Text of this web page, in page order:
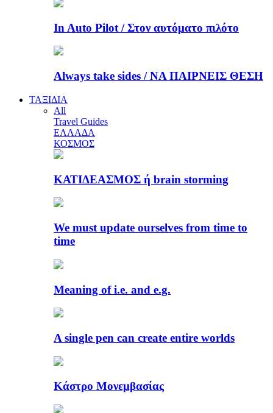
In Auto Pilot / Στον αυτόματο πιλότο
Always take sides / ΝΑ ΠΑΙΡΝΕΙΣ ΘΕΣΗ
ΤΑΞΙΔΙΑ
All
Travel Guides
ΕΛΛΑΔΑ
ΚΟΣΜΟΣ
ΚΑΤΙΔΕΑΣΜΟΣ ή brain storming
We must update ourselves from time to
time
Meaning of i.e. and e.g.
A single pen can create entire worlds
Κάστρο Μονεμβασίας